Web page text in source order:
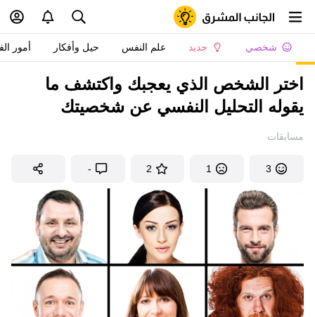
شخصي جديد علم النفس حيل وأفكار أمور
اختر الشخص الذي يعجبك واكتشف ما
يقوله التحليل النفسي عن شخصيتك
مسابقات
3
1
2
-